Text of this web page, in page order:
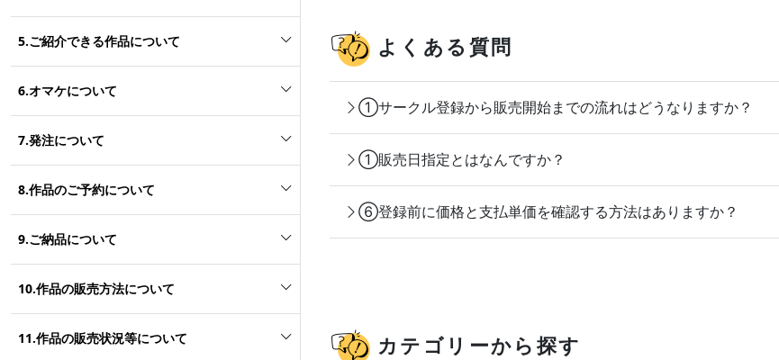
5.ご紹介できる作品について
6.オマケについて
7.発注について
8.作品のご予約について
9.ご納品について
10.作品の販売方法について
11.作品の販売状況等について
よくある質問
①サークル登録から販売開始までの流れはどうなりますか？
①販売日指定とはなんですか？
⑥登録前に価格と支払単価を確認する方法はありますか？
カテゴリーから探す